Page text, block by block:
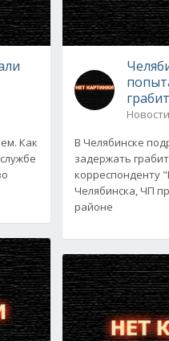
Как
Новости
В Челябинске
задержать
корреспонденту
Челябинска, ЧП
районе